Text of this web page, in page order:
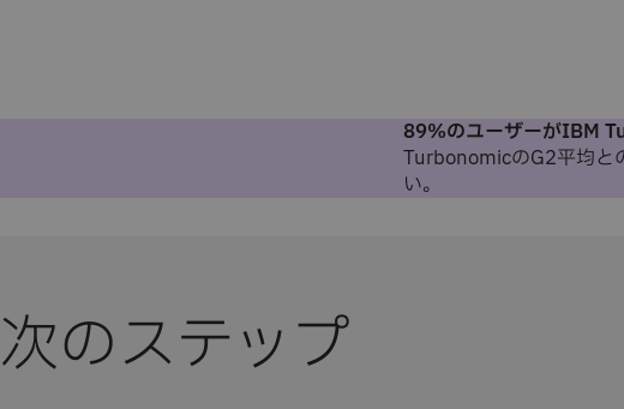
89%のユーザーがIBM
TurbonomicのG2平均と
い。
次のステップ